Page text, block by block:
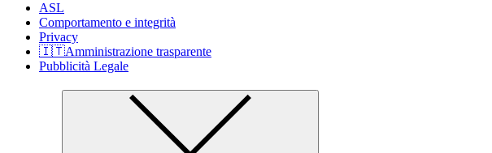
ASL
Comportamento e integrità
Privacy
🇮🇹Amministrazione trasparente
Pubblicità Legale